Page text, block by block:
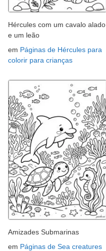
Hércules com um cavalo alado
e um leão
em Páginas de Hércules para
colorir para crianças
Amizades Submarinas
em Páginas de Sea creatures